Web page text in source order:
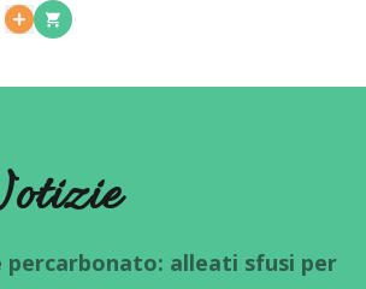
percarbonato: alleati sfusi per